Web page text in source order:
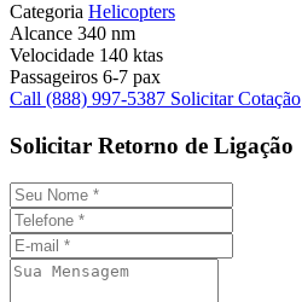
Categoria Helicopters
Alcance 340 nm
Velocidade 140 ktas
Passageiros 6-7 pax
Call (888) 997-5387 Solicitar Cotação
Solicitar Retorno de Ligação